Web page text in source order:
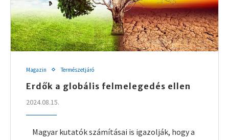
Magazin Természetjáró
Erdők a globális felmelegedés ellen
2024.08.15.
Magyar kutatók számításai is igazolják, hogy a